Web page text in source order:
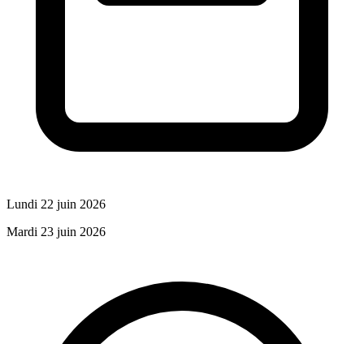
Lundi 22 juin 2026
Mardi 23 juin 2026